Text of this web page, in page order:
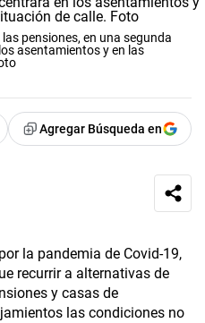
pensiones, en una segunda
asentamientos y en las
Agregar Búsqueda en
la pandemia de Covid-19,
recurrir a alternativas de
y casas de
las condiciones no